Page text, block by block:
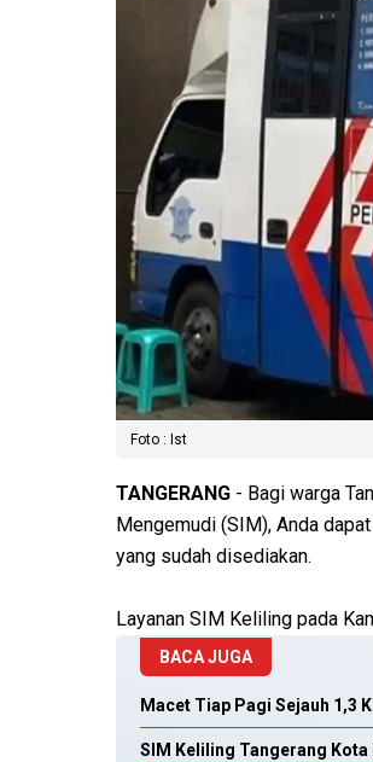
Foto : Ist
TANGERANG - Bagi warga
Mengemudi (SIM), Anda
yang sudah disediakan.
Layanan SIM Keliling pada
BACA JUGA
Macet Tiap Pagi Sejauh 1,3
SIM Keliling Tangerang Kota